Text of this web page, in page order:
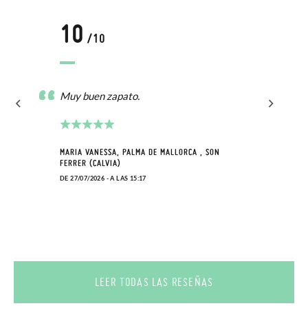
10 /10
Muy buen zapato.
MARIA VANESSA, PALMA DE MALLORCA , SON
FERRER (CALVIA)
DE 27/07/2026 - A LAS 15:17
LEER TODAS LAS RESEÑAS